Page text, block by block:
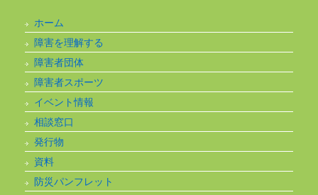
ホーム
障害を理解する
障害者団体
障害者スポーツ
イベント情報
相談窓口
発行物
資料
防災パンフレット